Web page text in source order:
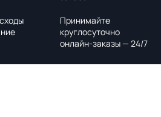
Принимайте
круглосуточно
онлайн-заказы — 24/7